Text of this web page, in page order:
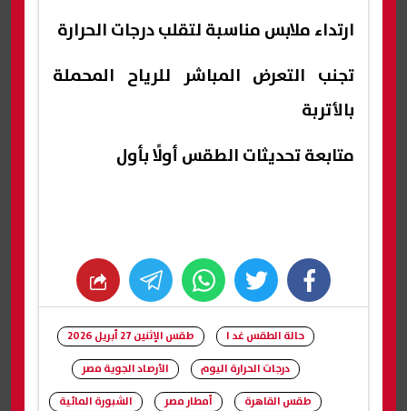
ارتداء ملابس مناسبة لتقلب درجات الحرارة
تجنب التعرض المباشر للرياح المحملة
بالأتربة
متابعة تحديثات الطقس أولًا بأول
facebook
twitter
whats
حالة الطقس غد ا
طقس الإثنين 27 أبريل 2026
درجات الحرارة اليوم
الأرصاد الجوية مصر
طقس القاهرة
أمطار مصر
الشبورة المائية